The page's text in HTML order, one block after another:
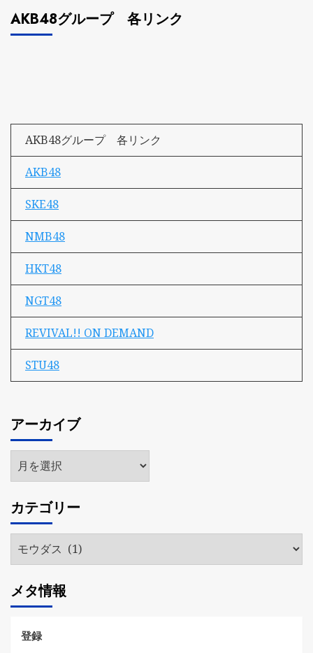
AKB48グループ 各リンク
AKB48グループ 各リンク
AKB48
SKE48
NMB48
HKT48
NGT48
REVIVAL!! ON DEMAND
STU48
アーカイブ
ア
ー
イ
ブ
カテゴリー
リ
ー
メタ情報
登録